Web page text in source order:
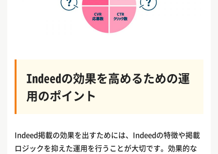
Indeedの効果を高めるための運
用のポイント
Indeed掲載の効果を出すためには、Indeedの特徴や掲載
ロジックを抑えた運用を行うことが大切です。効果的な